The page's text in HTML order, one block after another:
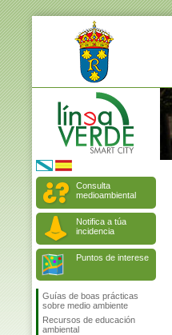
Consulta
medioambiental
Notifica a túa
incidencia
Puntos de interese
Guías de boas prácticas
sobre medio ambiente
Recursos de educación
ambiental